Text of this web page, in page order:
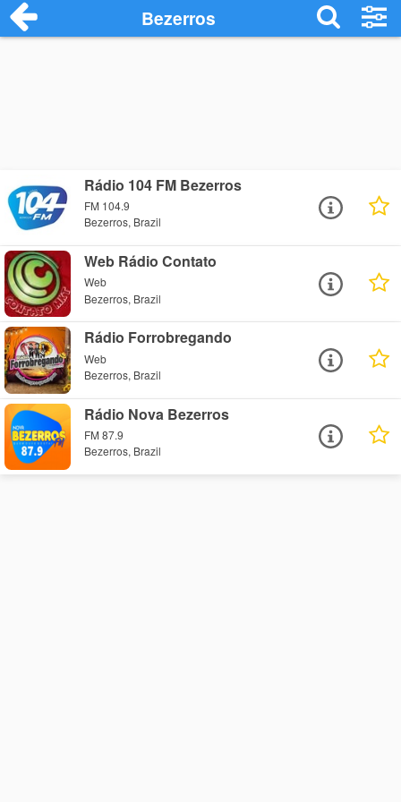
Bezerros
Rádio 104 FM Bezerros
FM 104.9
Bezerros, Brazil
Web Rádio Contato
Web
Bezerros, Brazil
Rádio Forrobregando
Web
Bezerros, Brazil
Rádio Nova Bezerros
FM 87.9
Bezerros, Brazil